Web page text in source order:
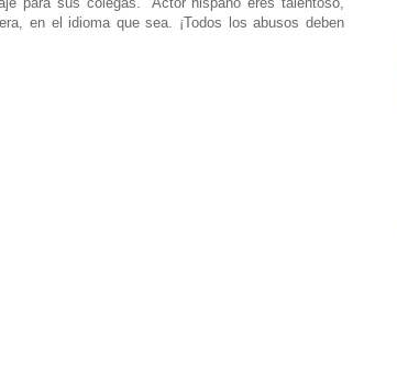
en el idioma que sea. ¡Todos los abusos deben